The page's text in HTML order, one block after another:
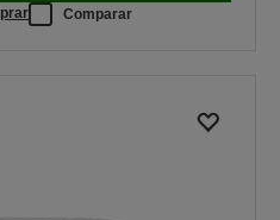
Comparar